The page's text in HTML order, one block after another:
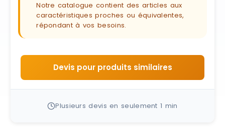
Notre catalogue contient des articles aux
caractéristiques proches ou équivalentes,
répondant à vos besoins.
Devis pour produits similaires
Plusieurs devis en seulement 1 min